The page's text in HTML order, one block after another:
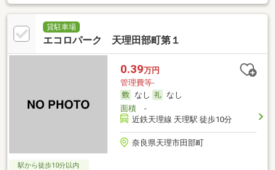
貸駐車場
エコロパーク 天理田部町第１
0.39万円
管理費等-
なし
なし
面積-
近鉄天理線 天理駅 徒歩10分
奈良県天理市田部町
駅から徒歩10分以内